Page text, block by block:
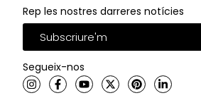
Rep les nostres darreres notícies
Subscriure'm
Segueix-nos